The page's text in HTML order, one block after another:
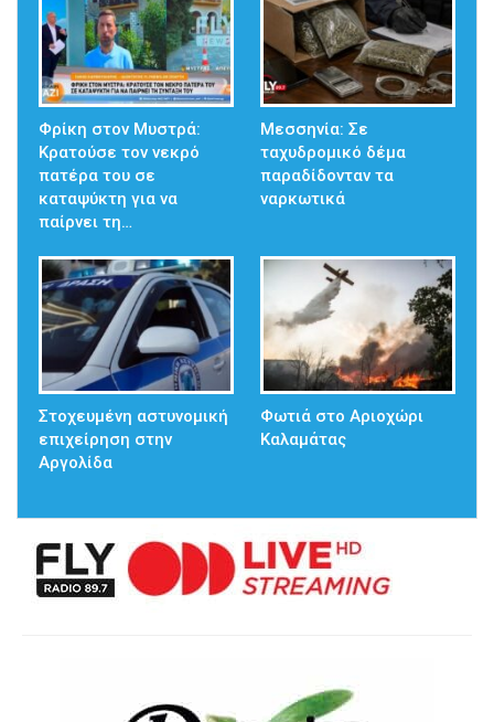
Φρίκη στον Μυστρά:
Κρατούσε τον νεκρό
πατέρα του σε
καταψύκτη για να
παίρνει τη…
Μεσσηνία: Σε
ταχυδρομικό δέμα
παραδίδονταν τα
ναρκωτικά
Στοχευμένη αστυνομική
επιχείρηση στην
Αργολίδα
Φωτιά στο Αριοχώρι
Καλαμάτας